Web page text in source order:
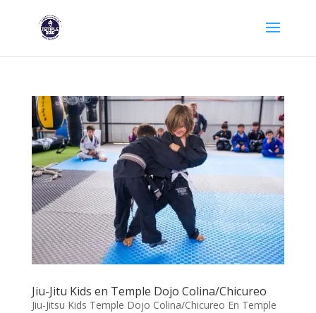
Jiu-Jitu Kids en Temple Dojo Colina/Chicureo
Jiu-Jitsu Kids Temple Dojo Colina/Chicureo En Temple